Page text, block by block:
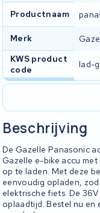
Beschrijving
De Gazelle Panasonic
Gazelle e-bike accu
op te laden. Met deze
eenvoudig opladen,
elektrische fiets. De
oplaadtijd. Bestel nu en
Productnaam
Merk
KWS product
code
lad-